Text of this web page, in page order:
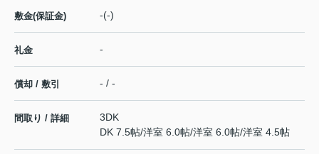
敷金(保証金) -(-)
礼金 -
償却 / 敷引 - / -
間取り / 詳細
3DK
DK 7.5帖/洋室 6.0帖/洋室 6.0帖/洋室 4.5帖